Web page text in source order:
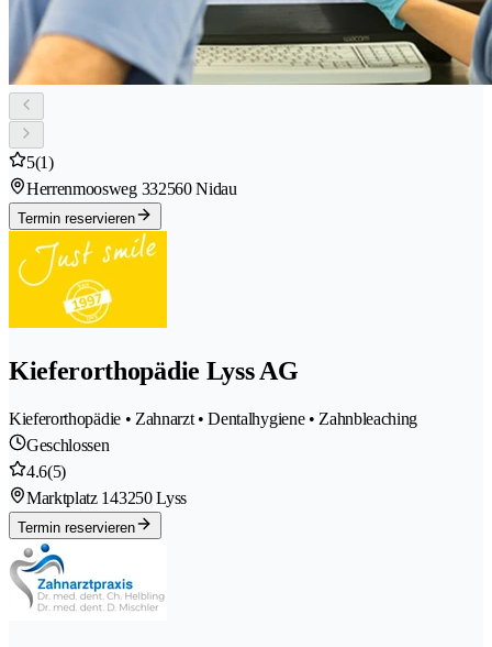
5(1)
Herrenmoosweg 332560 Nidau
Termin reservieren
Kieferorthopädie Lyss AG
Kieferorthopädie • Zahnarzt • Dentalhygiene • Zahnbleaching
Geschlossen
4.6(5)
Marktplatz 143250 Lyss
Termin reservieren